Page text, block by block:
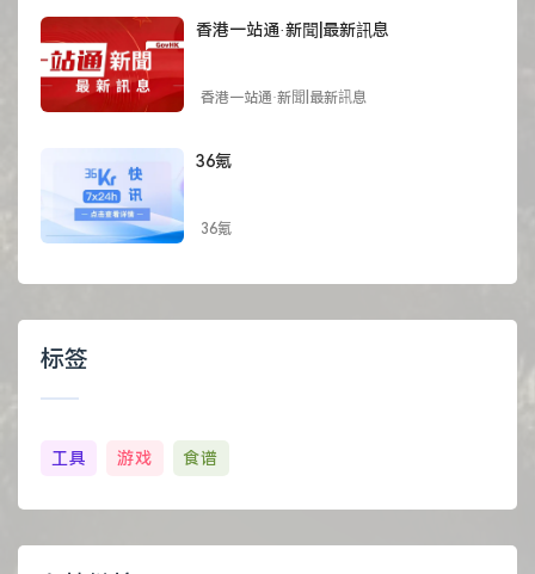
香港一站通·新聞|最新訊息
香港一站通·新聞|最新訊息
36氪
36氪
标签
工具 游戏 食谱